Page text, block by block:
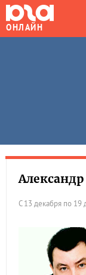
ОНЛАЙН
С 13 декабря по 19